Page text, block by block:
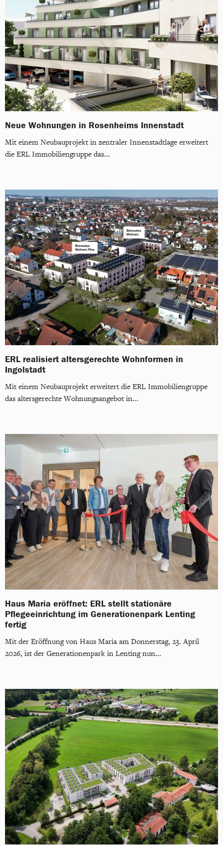
Neue Wohnungen in Rosenheims Innenstadt
Mit einem Neubauprojekt in zentraler Innenstadtlage erweitert
die ERL Immobiliengruppe das...
ERL realisiert altersgerechte Wohnformen in
Ingolstadt
Mit einem Neubauprojekt erweitert die ERL Immobiliengruppe
das altersgerechte Wohnungsangebot in...
Haus Maria eröffnet: ERL stellt stationäre
Pflegeeinrichtung im Generationenpark Lenting
fertig
Mit der Eröffnung von Haus Maria am Donnerstag, 23. April
2026, ist der Generationenpark in Lenting nun...